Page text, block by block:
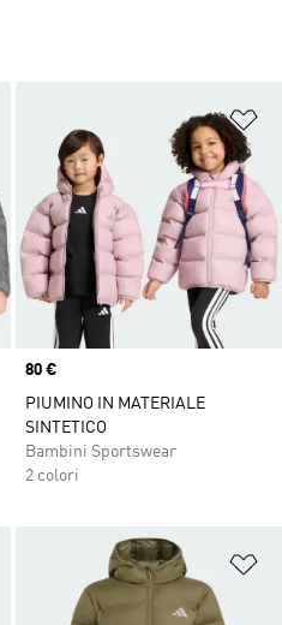
Aggiungi alla lista dei desideri
Price
80 €
PIUMINO IN MATERIALE
SINTETICO
Bambini Sportswear
2 colori
Aggiungi alla lista dei desideri